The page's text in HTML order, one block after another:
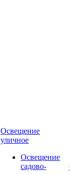
Освещение
уличное
Освещение
садово-